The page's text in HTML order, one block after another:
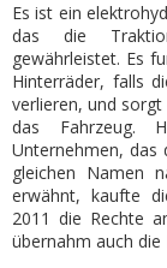
Es ist ein
das die
gewährleistet. Es
Hinterräder, falls
verlieren, und
das Fahrzeug.
Unternehmen, das
gleichen Namen
erwähnt, kaufte
2011 die Rechte
übernahm auch die